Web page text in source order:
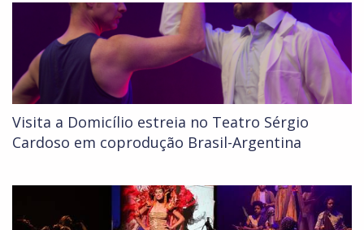
Visita a Domicílio estreia no Teatro Sérgio
Cardoso em coprodução Brasil-Argentina